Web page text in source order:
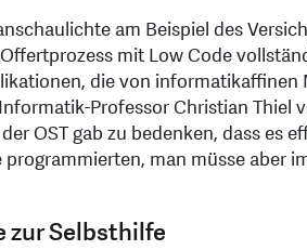
am Beispiel des
mit Low Code
die von informatikaffinen
Professor Christian Thiel
OST gab zu bedenken, dass es
man müsse aber
zur Selbsthilfe